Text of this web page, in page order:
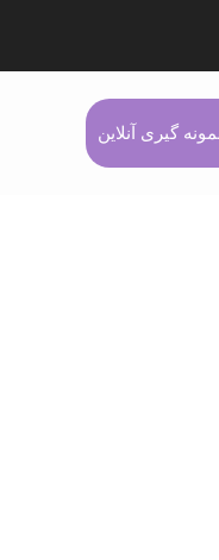
گیری آنلاین